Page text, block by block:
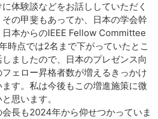
体験談などをお話ししていただく
の甲斐もあってか、日本の学会幹
本からのIEEE Fellow Committee
時点では2名まで下がっていたとこ
ましたので、日本のプレゼンス向
ェロー昇格者数が増えるきっかけ
す。私は今後もこの増進施策に微
思います。
長も2024年から仰せつかっていま